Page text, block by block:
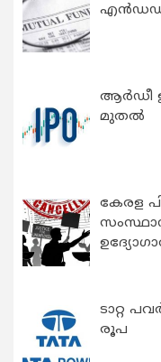
എന്‍ഡഡ്
ആർഡീ
മുതൽ
കേരള
ടാറ്റ
രൂപ